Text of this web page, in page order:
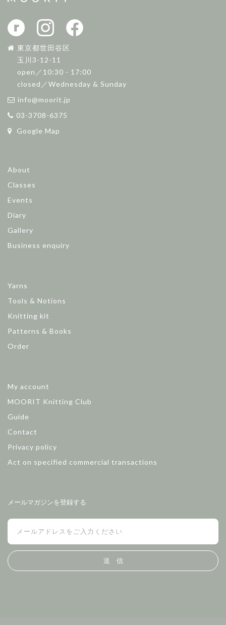
東京都世田谷区
玉川3-12-11
open／10:30 - 17:00
closed／Wednesday & Sunday
info@moorit.jp
03-3708-6375
Google Map
About
Classes
Events
Diary
Gallery
Business enquiry
Yarns
Tools & Notions
Knitting kit
Patterns & Books
Order
My account
MOORIT Knitting Club
Guide
Contact
Privacy policy
Act on specified commercial transactions
メールマガジンを登録する
送 信